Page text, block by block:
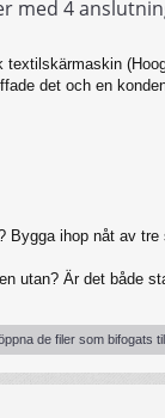
med 4
textilskärmaskin
det och en
Bygga ihop nåt av
utan? Är det både
de filer som bifogats